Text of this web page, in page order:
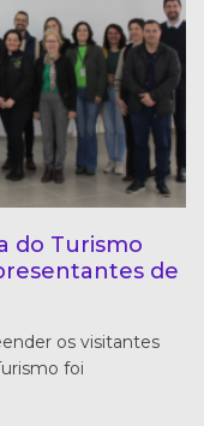
do Turismo
de
os visitantes
foi